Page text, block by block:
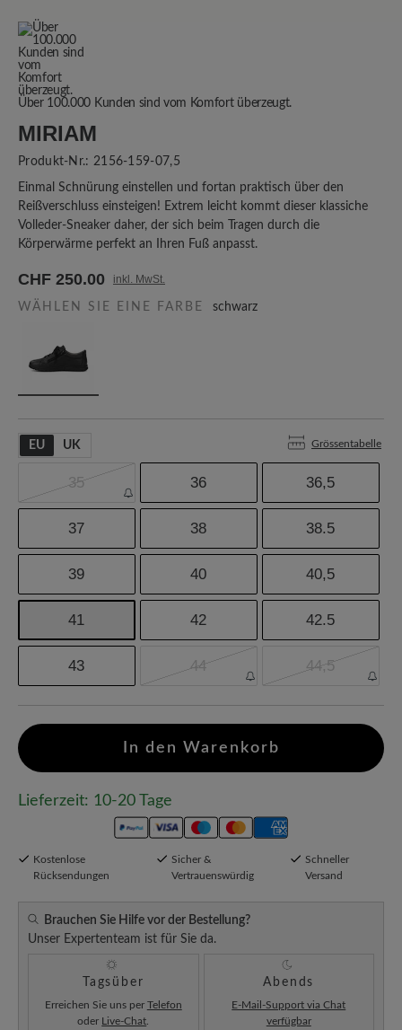
Über 100.000 Kunden sind vom Komfort überzeugt.
MIRIAM
Produkt-Nr.: 2156-159-07,5
Einmal Schnürung einstellen und fortan praktisch über den
Reißverschluss einsteigen! Extrem leicht kommt dieser klassiche
Volleder-Sneaker daher, der sich beim Tragen durch die
Körperwärme perfekt an Ihren Fuß anpasst.
CHF 250.00 inkl. MwSt.
WÄHLEN SIE EINE FARBE schwarz
EU UK Grössentabelle
35 36 36,5
37 38 38.5
39 40 40,5
41 42 42.5
43 44 44,5
In den Warenkorb
Lieferzeit: 10-20 Tage
Kostenlose
Rücksendungen
Sicher &
Vertrauenswürdig
Schneller
Versand
Brauchen Sie Hilfe vor der Bestellung?
Unser Expertenteam ist für Sie da.
Tagsüber
Erreichen Sie uns per Telefon
oder Live-Chat
Abends
E-Mail-Support via Chat
verfügbar